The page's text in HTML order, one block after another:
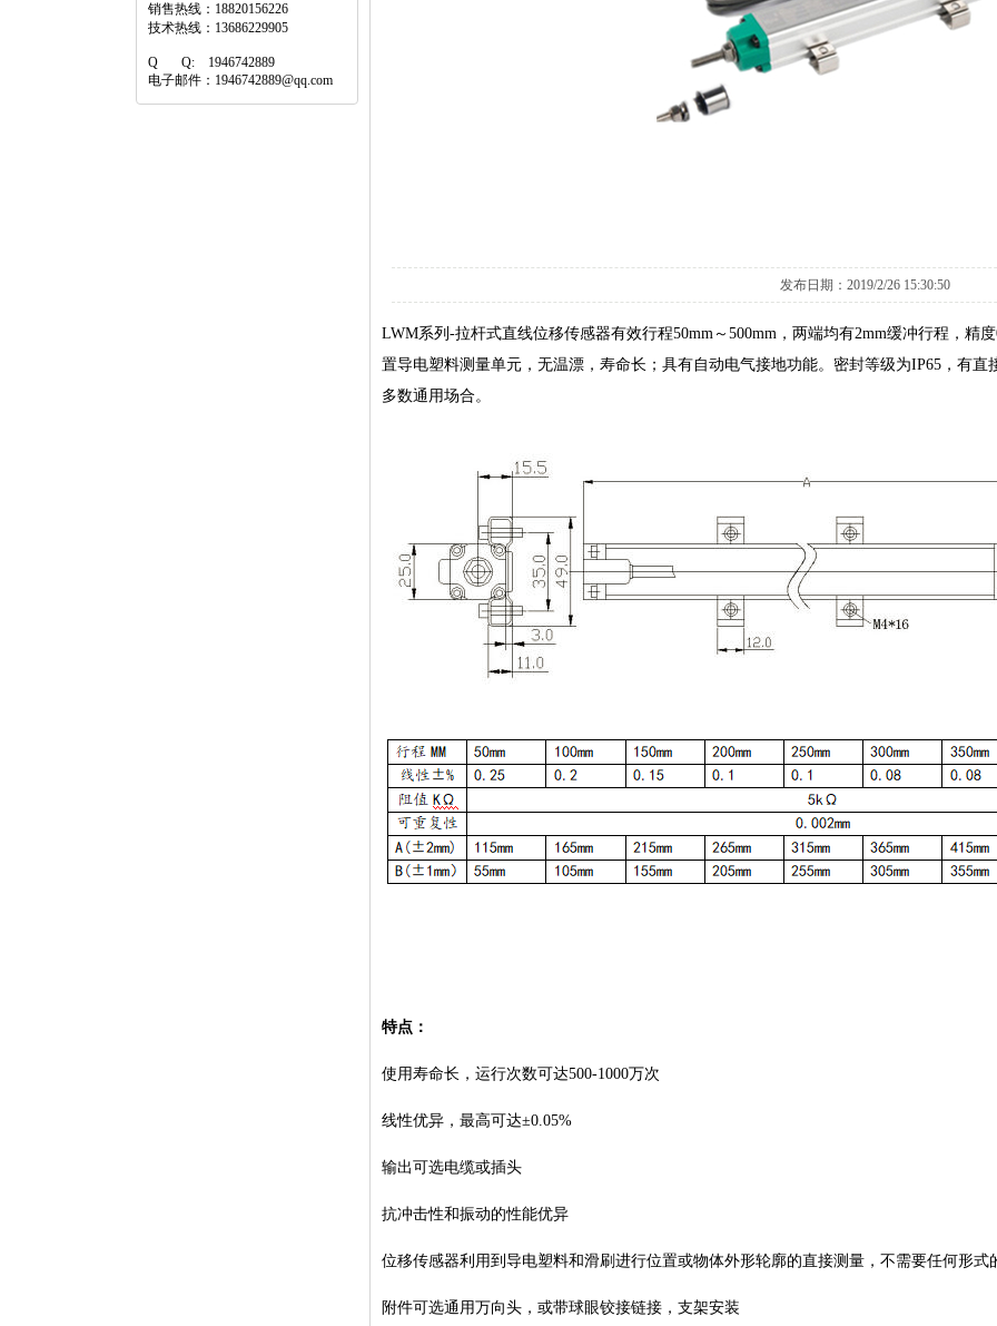
销售热线：18820156226
技术热线：13686229905
Q Q: 1946742889
电子邮件：1946742889@qq.com
发布日期：2019/2/26 15:30:50
LWM系列-拉杆式直线位移传感器有效行程50mm～500mm，两端均有2mm缓冲行程，精
置导电塑料测量单元，无温漂，寿命长；具有自动电气接地功能。密封等级为IP65，有
多数通用场合。
特点：
使用寿命长，运行次数可达500-1000万次
线性优异，最高可达±0.05%
输出可选电缆或插头
抗冲击性和振动的性能优异
位移传感器利用到导电塑料和滑刷进行位置或物体外形轮廓的直接测量，不需要任何形式
附件可选通用万向头，或带球眼铰接链接，支架安装